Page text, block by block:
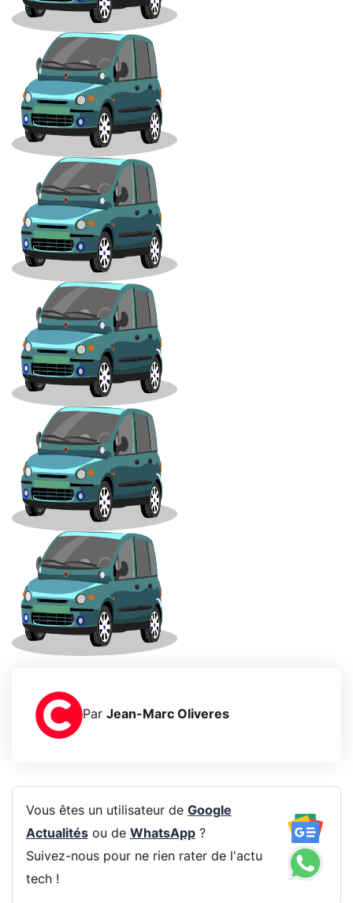
Par Jean-Marc Oliveres
Vous êtes un utilisateur de Google
Actualitésou de WhatsApp?
Suivez-nous pour ne rien rater de l'actu
tech !